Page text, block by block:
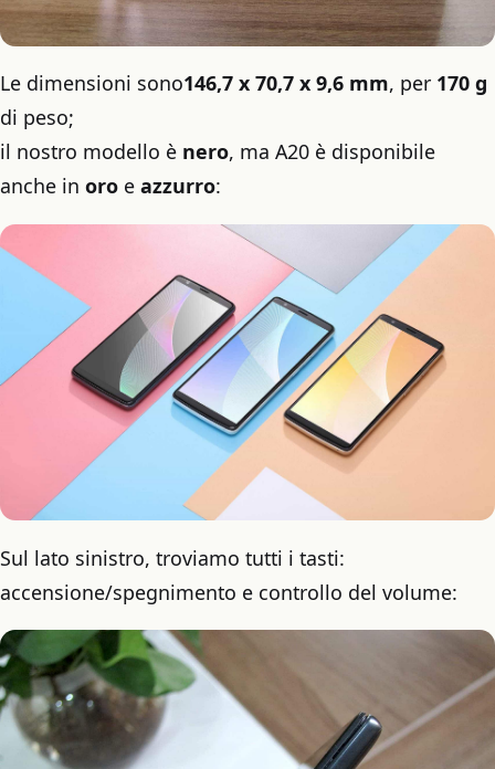
Le dimensioni sono146,7 x 70,7 x 9,6 mm, per 170 g
di peso;
il nostro modello è nero, ma A20 è disponibile
anche in oro e azzurro:
Sul lato sinistro, troviamo tutti i tasti:
accensione/spegnimento e controllo del volume: